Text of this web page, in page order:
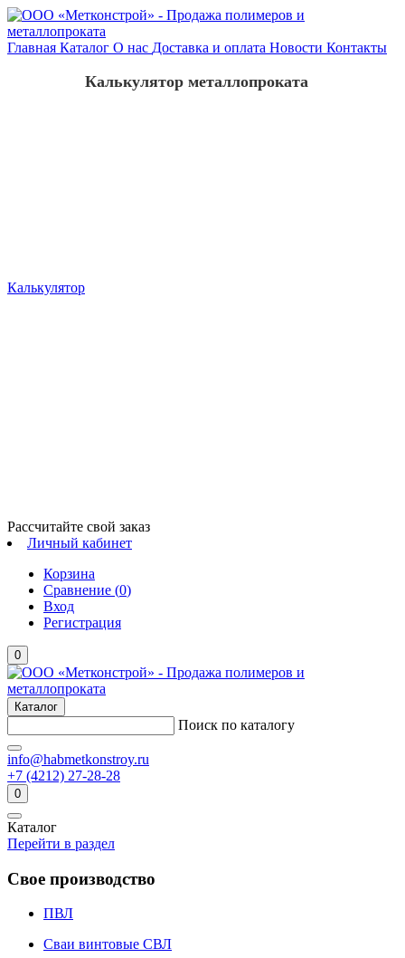
Главная Каталог О нас Доставка и оплата Новости Контакты
Калькулятор
Калькулятор металлопроката
Рассчитайте свой заказ
Личный кабинет
Корзина
Сравнение (0)
Вход
Регистрация
0
Каталог
Поиск по каталогу
info@habmetkonstroy.ru
+7 (4212) 27-28-28
0
Каталог
Перейти в раздел
Свое производство
ПВЛ
Сваи винтовые СВЛ